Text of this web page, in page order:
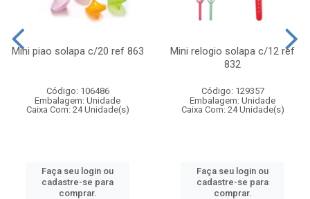
Mini piao solapa c/20 ref 863
Código: 106486
Embalagem: Unidade
Caixa Com: 24 Unidade(s)
Faça seu login ou
cadastre-se para
comprar.
Mini relogio solapa c/12 ref
832
Código: 129357
Embalagem: Unidade
Caixa Com: 24 Unidade(s)
Faça seu login ou
cadastre-se para
comprar.